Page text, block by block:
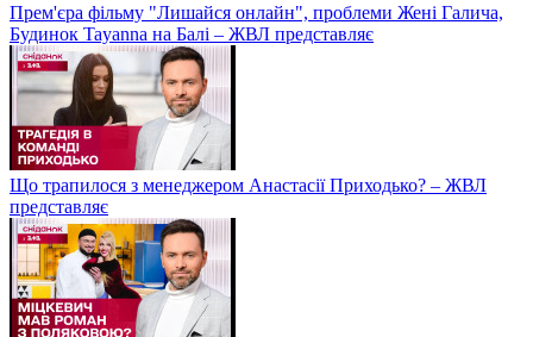
Прем'єра фільму "Лишайся онлайн", проблеми Жені Галича,
Будинок Tayanna на Балі – ЖВЛ представляє
Що трапилося з менеджером Анастасії Приходько? – ЖВЛ
представляє